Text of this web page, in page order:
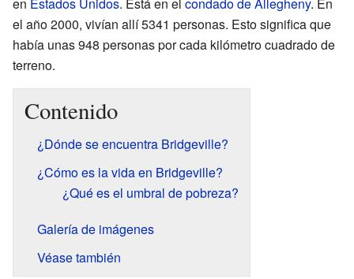
el año 2000, vivían allí 5341 personas. Esto significa que
había unas 948 personas por cada kilómetro cuadrado de
terreno.
Contenido
¿Dónde se encuentra Bridgeville?
¿Cómo es la vida en Bridgeville?
¿Qué es el umbral de pobreza?
Galería de imágenes
Véase también